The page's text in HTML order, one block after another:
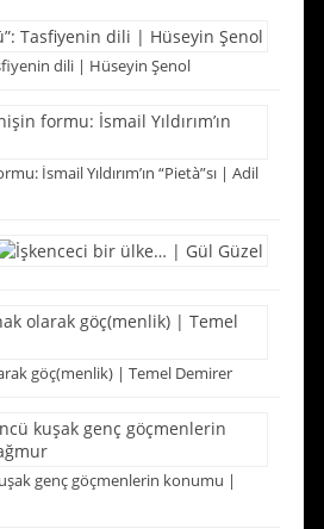
dili | Hüseyin Şenol
İsmail Yıldırım’ın “Pietà”sı | Adil
göç(menlik) | Temel Demirer
genç göçmenlerin konumu |